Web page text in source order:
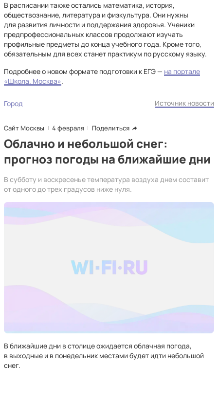
В расписании также остались математика, история,
обществознание, литература и физкультура. Они нужны
для развития личности и поддержания здоровья. Ученики
предпрофессиональных классов продолжают изучать
профильные предметы до конца учебного года. Кроме того,
обязательным для всех станет практикум по русскому языку.
Подробнее о новом формате подготовки к ЕГЭ — на портале
«Школа. Москва».
Город Источник новости
Сайт Москвы 4 февраля Поделиться
Облачно и небольшой снег:
прогноз погоды на ближайшие дни
В субботу и воскресенье температура воздуха днем составит
от одного до трех градусов ниже нуля.
В ближайшие дни в столице ожидается облачная погода,
в выходные и в понедельник местами будет идти небольшой
снег.